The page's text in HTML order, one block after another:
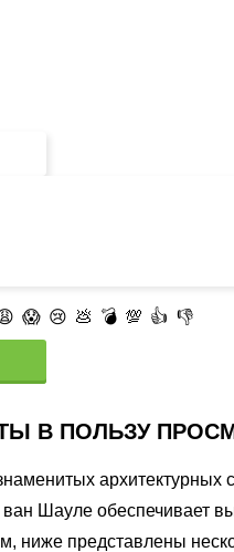
😱 😢 💩 💣 💯 👍 👎
В ПОЛЬЗУ
Шауле обеспечивает
ниже представлены